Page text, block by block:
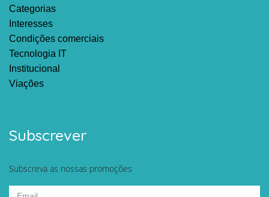
Categorias
Interesses
Condições comerciais
Tecnologia IT
Institucional
Viações
Subscrever
Subscreva as nossas promoções